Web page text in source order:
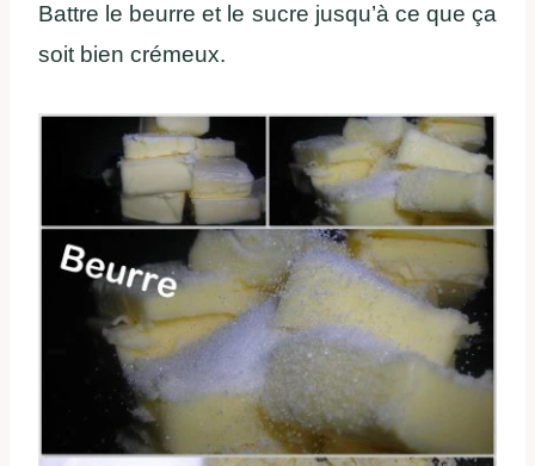
Battre le beurre et le sucre jusqu’à ce que ça
soit bien crémeux.